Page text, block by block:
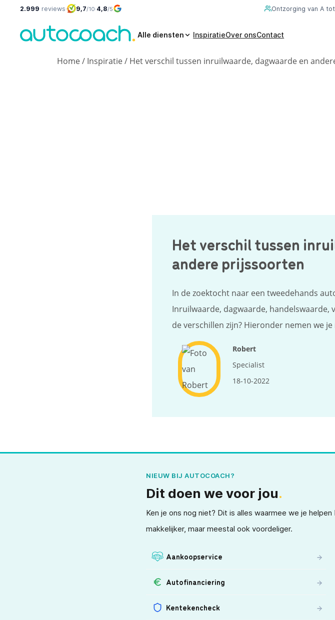
2.999 reviews· 9,7/10·4,8/5 Ontzorging van A
Alle diensten InspiratieOver onsContact
Home/ Inspiratie/ Het verschil tussen inruilwaarde, dagwaarde en
Het verschil tussen
andere prijssoorten
In de zoektocht naar een tweedehands
Inruilwaarde, dagwaarde,
de verschillen zijn? Hieronder nemen we
Robert
Specialist
18-10-2022
NIEUW BIJ AUTOCOACH?
Dit doen we voor jou.
Ken je ons nog niet? Dit is alles waarmee we je
makkelijker, maar meestal ook voordeliger.
Aankoopservice
Autofinanciering
Kentekencheck